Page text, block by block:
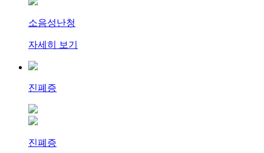
소음성난청
자세히 보기
진폐증
진폐증